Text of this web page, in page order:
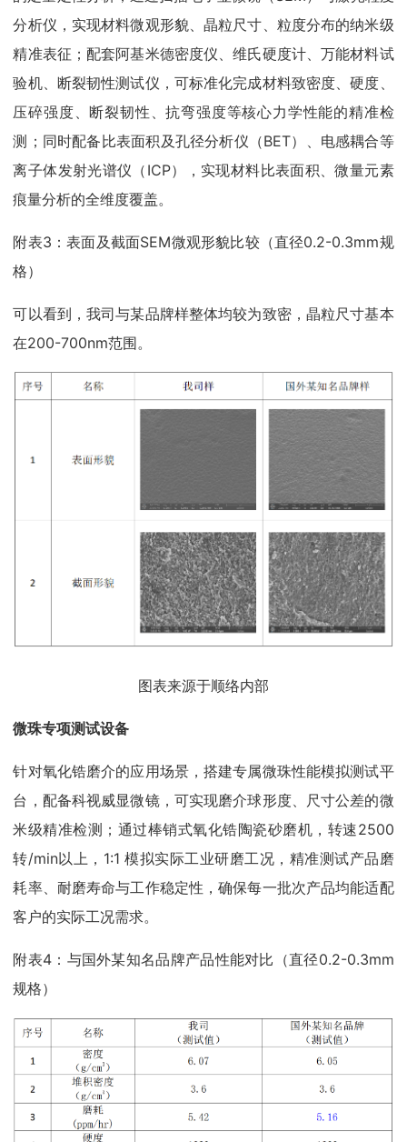
分析仪，实现材料微观形貌、晶粒尺寸、粒度分布的纳米级
精准表征；配套阿基米德密度仪、维氏硬度计、万能材料试
验机、断裂韧性测试仪，可标准化完成材料致密度、硬度、
压碎强度、断裂韧性、抗弯强度等核心力学性能的精准检
测；同时配备比表面积及孔径分析仪（BET）、电感耦合等
离子体发射光谱仪（ICP），实现材料比表面积、微量元素
痕量分析的全维度覆盖。
附表3：表面及截面SEM微观形貌比较（直径0.2-0.3mm规
格）
可以看到，我司与某品牌样整体均较为致密，晶粒尺寸基本
在200-700nm范围。
图表来源于顺络内部
微珠专项测试设备
针对氧化锆磨介的应用场景，搭建专属微珠性能模拟测试平
台，配备科视威显微镜，可实现磨介球形度、尺寸公差的微
米级精准检测；通过棒销式氧化锆陶瓷砂磨机，转速2500
转/min以上，1:1 模拟实际工业研磨工况，精准测试产品磨
耗率、耐磨寿命与工作稳定性，确保每一批次产品均能适配
客户的实际工况需求。
附表4：与国外某知名品牌产品性能对比（直径0.2-0.3mm
规格）